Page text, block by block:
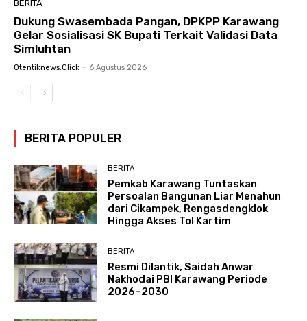
BERITA
Dukung Swasembada Pangan, DPKPP Karawang
Gelar Sosialisasi SK Bupati Terkait Validasi Data
Simluhtan
Otentiknews.click - 6 Agustus 2026
BERITA POPULER
BERITA
Pemkab Karawang Tuntaskan
Persoalan Bangunan Liar Menahun
dari Cikampek, Rengasdengklok
Hingga Akses Tol Kartim
BERITA
Resmi Dilantik, Saidah Anwar
Nakhodai PBI Karawang Periode
2026–2030